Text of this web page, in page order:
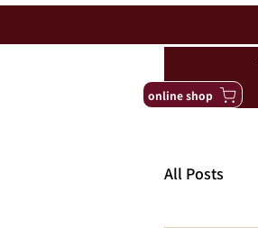
online shop
All Posts